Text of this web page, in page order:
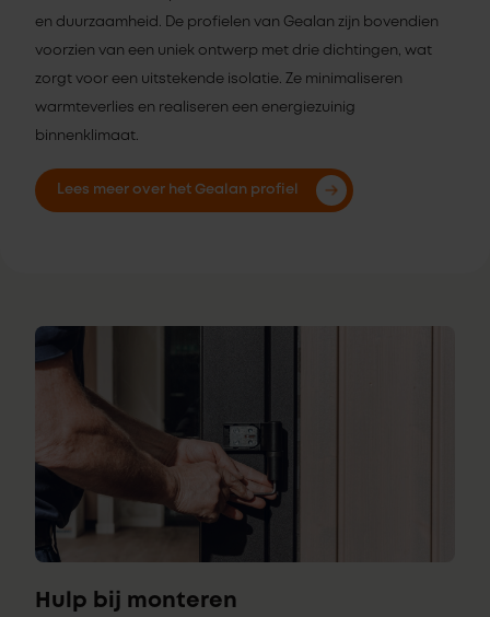
en duurzaamheid. De profielen van Gealan zijn bovendien
voorzien van een uniek ontwerp met drie dichtingen, wat
zorgt voor een uitstekende isolatie. Ze minimaliseren
warmteverlies en realiseren een energiezuinig
binnenklimaat.
Lees meer over het Gealan profiel
Hulp bij monteren